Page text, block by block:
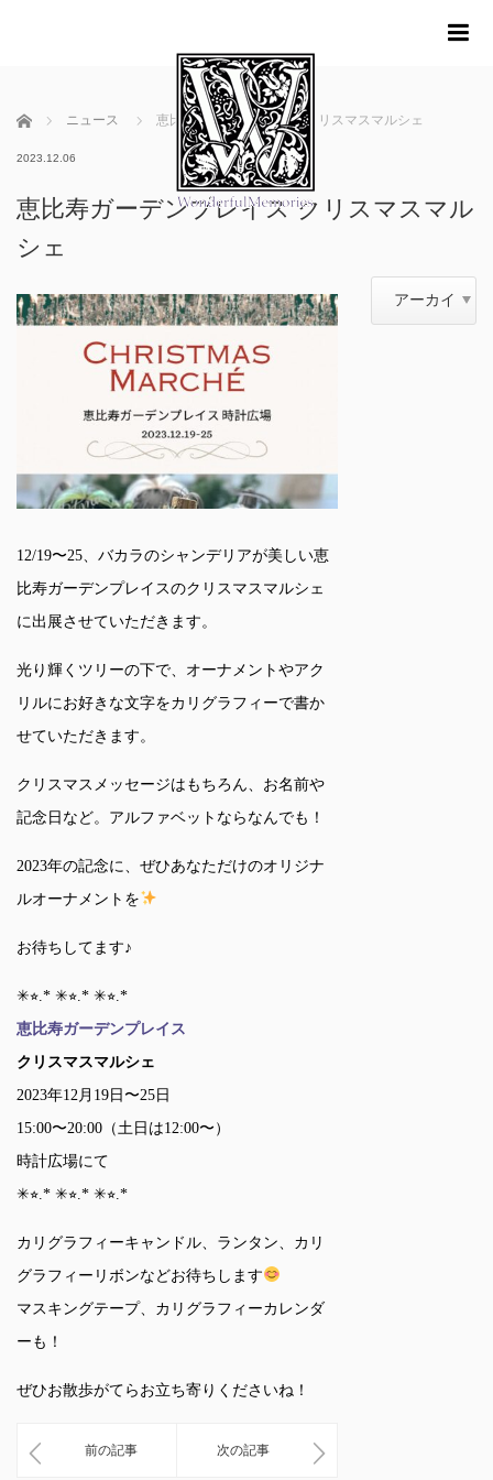
ホーム ニュース 恵比寿ガーデンプレイス クリスマスマルシェ
2023.12.06
恵比寿ガーデンプレイス クリスマスマル
シェ
12/19〜25、バカラのシャンデリアが美しい恵
比寿ガーデンプレイスのクリスマスマルシェ
に出展させていただきます。
光り輝くツリーの下で、オーナメントやアク
リルにお好きな文字をカリグラフィーで書か
せていただきます。
クリスマスメッセージはもちろん、お名前や
記念日など。アルファベットならなんでも！
2023年の記念に、ぜひあなただけのオリジナ
ルオーナメントを
お待ちしてます♪
✳︎⭐︎.* ✳︎⭐︎.* ✳︎⭐︎.*
恵比寿ガーデンプレイス
クリスマスマルシェ
2023年12月19日〜25日
15:00〜20:00（土日は12:00〜）
時計広場にて
✳︎⭐︎.* ✳︎⭐︎.* ✳︎⭐︎.*
カリグラフィーキャンドル、ランタン、カリ
グラフィーリボンなどお待ちします
マスキングテープ、カリグラフィーカレンダ
ーも！
ぜひお散歩がてらお立ち寄りくださいね！
前の記事 次の記事